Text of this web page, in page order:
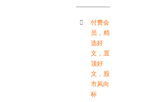
付费会
员 ， 精
选好
文 ， 置
顶好
文 ， 股
市风向
标